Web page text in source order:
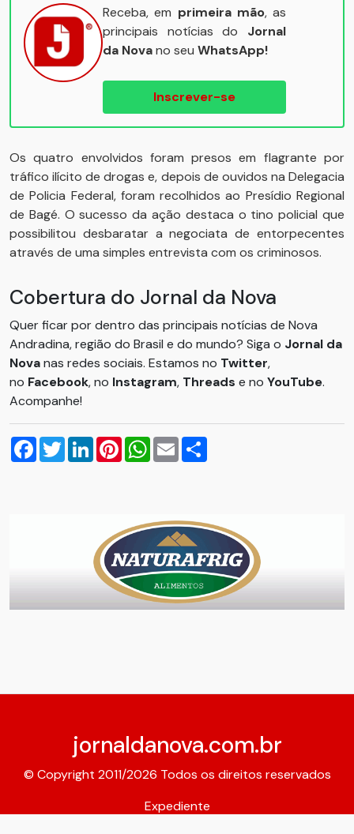
Receba, em primeira mão, as
principais notícias do Jornal
da Novano seu WhatsApp!
Inscrever-se
Os quatro envolvidos foram presos em flagrante por
tráfico ilícito de drogas e, depois de ouvidos na Delegacia
de Policia Federal, foram recolhidos ao Presídio Regional
de Bagé. O sucesso da ação destaca o tino policial que
possibilitou desbaratar a negociata de entorpecentes
através de uma simples entrevista com os criminosos.
Cobertura do Jornal da Nova
Quer ficar por dentro das principais notícias de Nova
Andradina, região do Brasil e do mundo? Siga o Jornal da
Novanas redes sociais. Estamos no Twitter,
no Facebook, no Instagram, Threads e no YouTube.
Acompanhe!
Facebook
TwitterLinkedInPinterestWhatsApp
Email
jornaldanova.com.br
© Copyright 2011/2026 Todos os direitos reservados
Expediente